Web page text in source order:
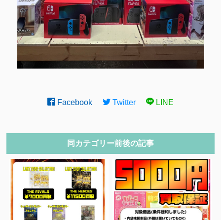
Facebook Twitter LINE
同カテゴリー前後の記事